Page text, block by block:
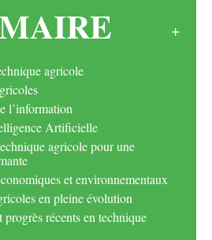
agricole
l’information
Artificielle
agricole pour une
et environnementaux
en pleine évolution
récents en technique